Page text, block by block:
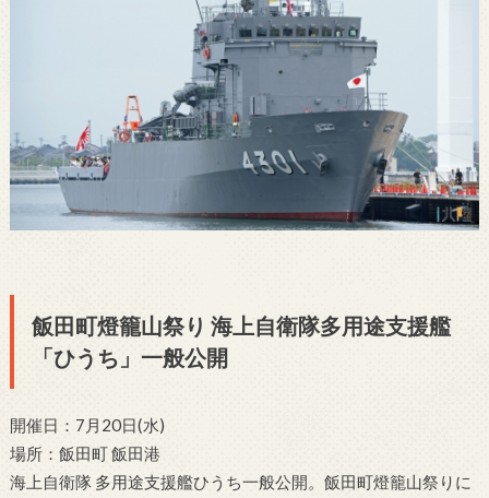
飯田町燈籠山祭り 海上自衛隊多用途支援艦
「ひうち」一般公開
開催日：7月20日(水)
場所：飯田町 飯田港
海上自衛隊 多用途支援艦ひうち一般公開。飯田町燈籠山祭りに